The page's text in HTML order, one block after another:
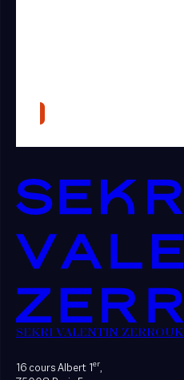
SEKRI VALENTIN ZERROUK
16 cours Albert 1er,